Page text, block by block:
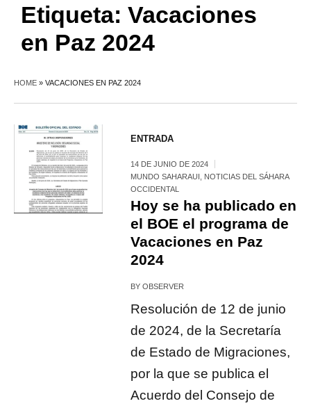
Etiqueta: Vacaciones
en Paz 2024
HOME » VACACIONES EN PAZ 2024
ENTRADA
14 DE JUNIO DE 2024
MUNDO SAHARAUI
NOTICIAS DEL SÁHARA
OCCIDENTAL
Hoy se ha publicado en
el BOE el programa de
Vacaciones en Paz
2024
BYOBSERVER
Resolución de 12 de junio
de 2024, de la Secretaría
de Estado de Migraciones,
por la que se publica el
Acuerdo del Consejo de